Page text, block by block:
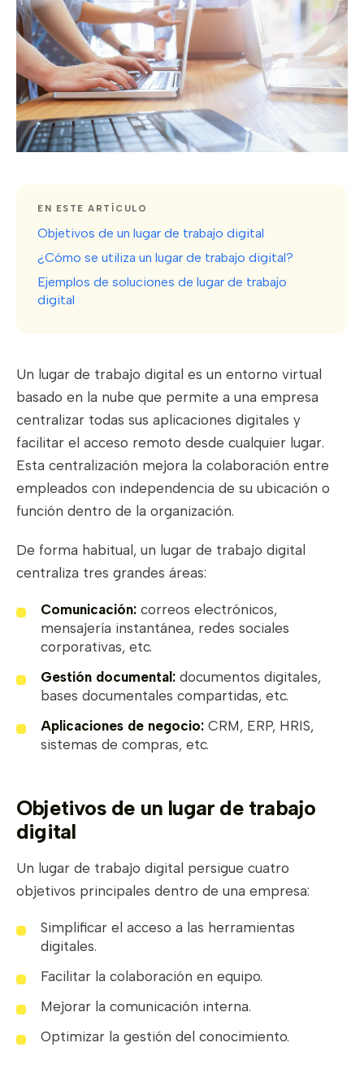
EN ESTE ARTÍCULO
Objetivos de un lugar de trabajo digital
¿Cómo se utiliza un lugar de trabajo digital?
Ejemplos de soluciones de lugar de trabajo
digital
Un lugar de trabajo digital es un entorno virtual
basado en la nube que permite a una empresa
centralizar todas sus aplicaciones digitales y
facilitar el acceso remoto desde cualquier lugar.
Esta centralización mejora la colaboración entre
empleados con independencia de su ubicación o
función dentro de la organización.
De forma habitual, un lugar de trabajo digital
centraliza tres grandes áreas:
Comunicación: correos electrónicos,
mensajería instantánea, redes sociales
corporativas, etc.
Gestión documental: documentos digitales,
bases documentales compartidas, etc.
Aplicaciones de negocio: CRM, ERP, HRIS,
sistemas de compras, etc.
Objetivos de un lugar de trabajo
digital
Un lugar de trabajo digital persigue cuatro
objetivos principales dentro de una empresa:
Simplificar el acceso a las herramientas
digitales.
Facilitar la colaboración en equipo.
Mejorar la comunicación interna.
Optimizar la gestión del conocimiento.